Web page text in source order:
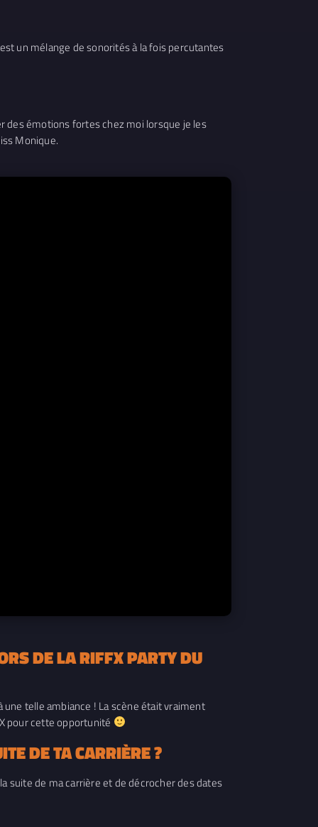
un mélange de sonorités à la fois percutantes
des émotions fortes chez moi lorsque je les
Monique.
DE LA RIFFX PARTY DU
une telle ambiance ! La scène était vraiment
pour cette opportunité
DE TA CARRIÈRE ?
suite de ma carrière et de décrocher des dates